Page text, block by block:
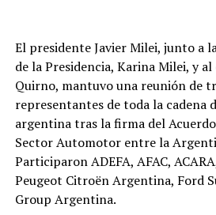
El presidente Javier Milei, junto a
de la Presidencia, Karina Milei, y
Quirno, mantuvo una reunión de
representantes de toda la cadena
argentina tras la firma del
Sector Automotor entre la
Participaron ADEFA, AFAC,
Peugeot Citroën Argentina, Ford
Group Argentina.